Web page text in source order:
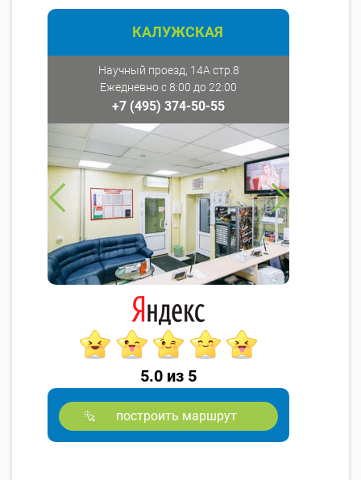
КАЛУЖСКАЯ
Научный проезд, 14А стр.8
Ежедневно с 8:00 до 22:00
+7 (495) 374-50-55
5.0 из 5
построить маршрут